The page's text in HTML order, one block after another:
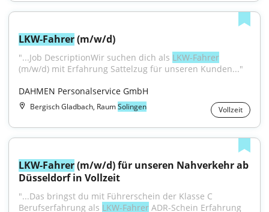
LKW-Fahrer (m/w/d)
"...Job DescriptionWir suchen dich als LKW-Fahrer
(m/w/d) mit Erfahrung Sattelzug für unseren Kunden..."
DAHMEN Personalservice GmbH
Bergisch Gladbach, RaumSolingen Vollzeit
LKW-Fahrer (m/w/d) für unseren Nahverkehr ab
Düsseldorf in Vollzeit
"...Das bringst du mit Führerschein der Klasse C
Berufserfahrung als LKW-Fahrer ADR-Schein Erfahrung